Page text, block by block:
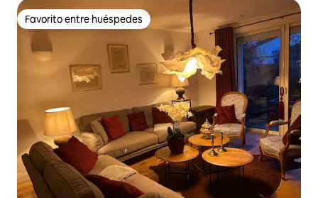
Favorito entre huéspedes
Favorito entre huéspedes